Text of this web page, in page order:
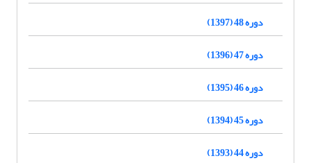
دوره 48 (1397)
دوره 47 (1396)
دوره 46 (1395)
دوره 45 (1394)
دوره 44 (1393)